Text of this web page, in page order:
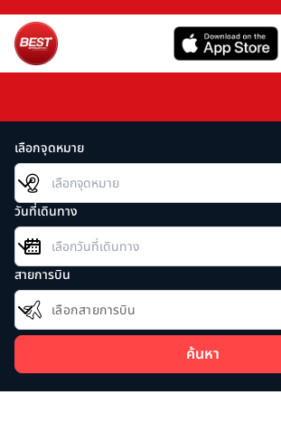
เลือกจุดหมาย
วันที่เดินทาง
สายการบิน
เลือกสายการบิน
ค้นหา